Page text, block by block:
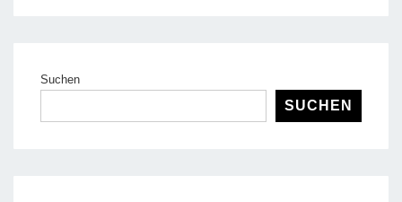
Suchen
SUCHEN